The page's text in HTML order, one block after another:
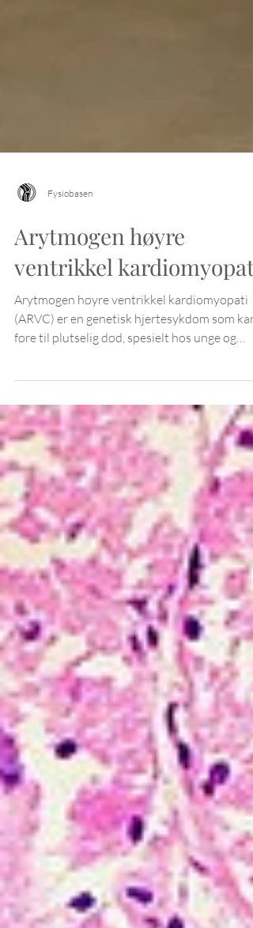
Arytmogen høyre
ventrikkel kardiomyopati
Arytmogen høyre ventrikkel kardiomyopati
(ARVC) er en genetisk hjertesykdom som kan
idrettsutøvere.